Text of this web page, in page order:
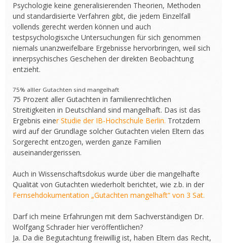
Psychologie keine generalisierenden Theorien, Methoden
und standardisierte Verfahren gibt, die jedem Einzelfall
vollends gerecht werden können und auch
testpsychologisxche Untersuchungen für sich genommen
niemals unanzweifelbare Ergebnisse hervorbringen, weil sich
innerpsychisches Geschehen der direkten Beobachtung
entzieht.
75% alller Gutachten sind mangelhaft
75 Prozent aller Gutachten in familienrechtlichen
Streitigkeiten in Deutschland sind mangelhaft. Das ist das
Ergebnis einer Studie der IB-Hochschule Berlin. Trotzdem
wird auf der Grundlage solcher Gutachten vielen Eltern das
Sorgerecht entzogen, werden ganze Familien
auseinandergerissen.
Auch in Wissenschaftsdokus wurde über die mangelhafte
Qualität von Gutachten wiederholt berichtet, wie z.b. in der
Fernsehdokumentation „Gutachten mangelhaft“ von 3 Sat.
Darf ich meine Erfahrungen mit dem Sachverständigen Dr.
Wolfgang Schrader hier veröffentlichen?
Ja. Da die Begutachtung freiwillig ist, haben Eltern das Recht,